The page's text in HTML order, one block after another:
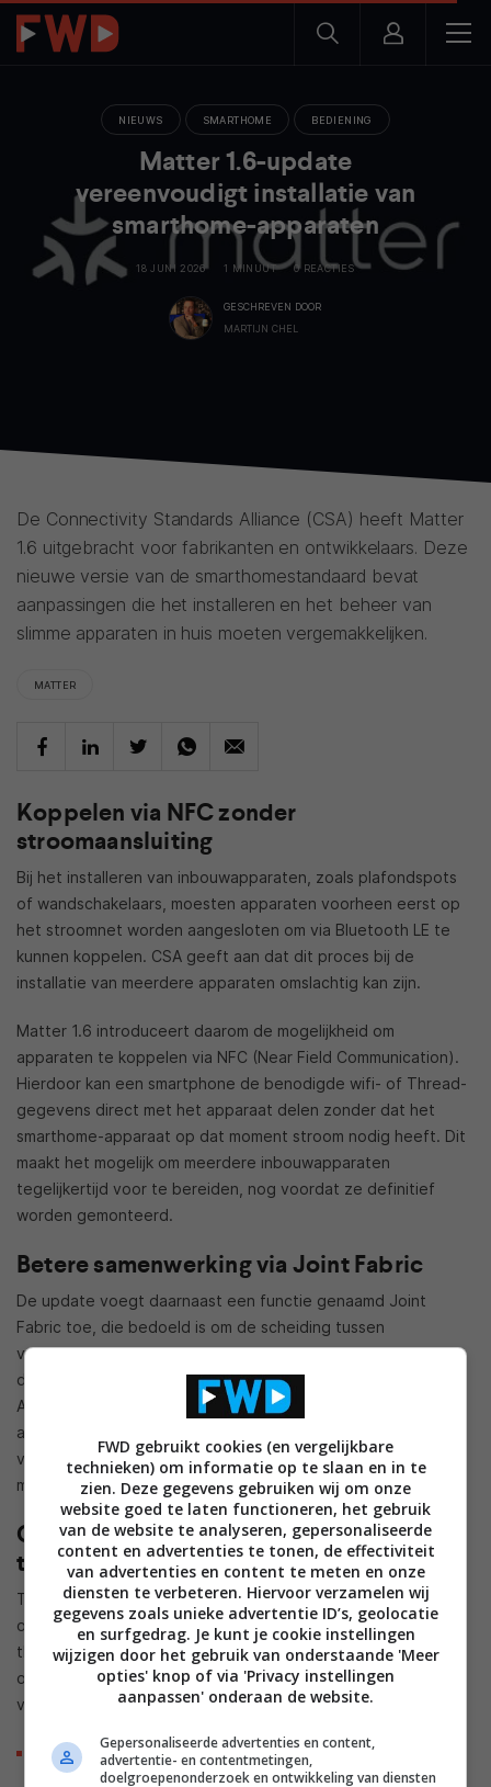
NIEUWS SMARTHOME BEDIENING
Matter 1.6-update
vereenvoudigt installatie van
smarthome-apparaten
18 JUNI 2026 1 MINUUT 0 REACTIES
GESCHREVEN DOOR
MARTIJN CHEL
De Connectivity Standards Alliance (CSA) heeft Matter
1.6 uitgebracht voor fabrikanten en ontwikkelaars. Deze
nieuwe versie van de smarthomestandaard bevat
aanpassingen die het installeren en het beheer van
slimme apparaten in huis moeten vergemakkelijken.
MATTER
Koppelen via NFC zonder
stroomaansluiting
Bij het installeren van inbouwapparaten, zoals plafondspots
of wandschakelaars, moesten apparaten voorheen eerst op
het stroomnet worden aangesloten om via Bluetooth LE te
kunnen koppelen. CSA geeft aan dat dit proces bij de
installatie van meerdere apparaten omslachtig kan zijn.
Matter 1.6 introduceert daarom de mogelijkheid om
apparaten te koppelen via NFC (Near Field Communication).
Hierdoor kan een smartphone de benodigde wifi- of Thread-
gegevens direct met het apparaat delen zonder dat het
smarthome-apparaat op dat moment stroom nodig heeft. Dit
maakt het mogelijk om meerdere inbouwapparaten
tegelijkertijd voor te bereiden, nog voordat ze definitief
worden gemonteerd.
Betere samenwerking via Joint Fabric
De update voegt daarnaast een functie genaamd Joint
Fabric toe, die bedoeld is om de scheiding tussen
verschillende smarthome-ecosystemen te verkleinen. Met
deze functie kan een product uit het ene ecosysteem (zoals
Apple Home) worden aangestuurd via een apparaat uit een
ander ecosysteem (zoals Google Home). Door het gebruik
van een centrale gegevensopslag hoeven gebruikers niet
meer voor elk platform afzonderlijk toestemming te geven.
Contextuele suggesties voor
thermostaten
Tot slot brengt Matter 1.6 vernieuwingen voor thermostaten
onder de noemer ‘thermostaatsuggesties’. Slimme
thermostaten kunnen hiermee rekening houden met eerdere
opdrachten in plaats van een nieuw commando direct uit te
voeren.
Als een thermostaat in een energiebesparende modus
staat, kan deze aangeven dat een handmatige
FWD gebruikt cookies (en vergelijkbare
technieken) om informatie op te slaan en in te
zien. Deze gegevens gebruiken wij om onze
website goed te laten functioneren, het gebruik
van de website te analyseren, gepersonaliseerde
content en advertenties te tonen, de effectiviteit
van advertenties en content te meten en onze
diensten te verbeteren. Hiervoor verzamelen wij
gegevens zoals unieke advertentie ID’s, geolocatie
en surfgedrag. Je kunt je cookie instellingen
wijzigen door het gebruik van onderstaande 'Meer
opties' knop of via 'Privacy instellingen
aanpassen' onderaan de website.
Gepersonaliseerde advertenties en content,
advertentie- en contentmetingen,
doelgroepenonderzoek en ontwikkeling van diensten